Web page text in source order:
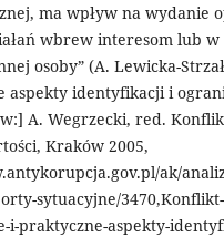
ma wpływ na wydanie
wbrew interesom lub w
osoby” (A. Lewicka-
aspekty identyfikacji i
A. Wegrzecki, red.
Kraków 2005,
ak/
sytuacyjne/
i-praktyczne-aspekty-